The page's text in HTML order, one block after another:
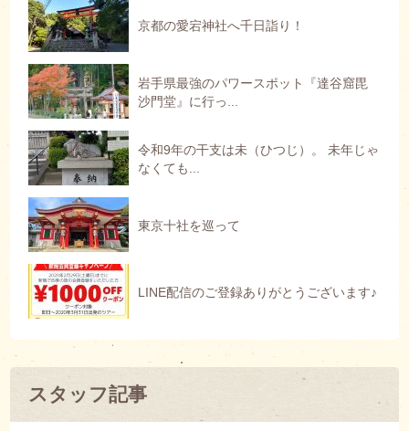
京都の愛宕神社へ千日詣り！
岩手県最強のパワースポット『達谷窟毘
沙門堂』に行っ...
令和9年の干支は未（ひつじ）。 未年じゃ
なくても...
東京十社を巡って
LINE配信のご登録ありがとうございます♪
スタッフ記事